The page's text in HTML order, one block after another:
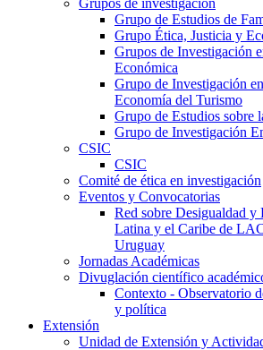
Grupo de Estudios de
Grupo Ética, Justicia y
Grupos de Investigación
Económica
Grupo de Investigación
Economía del Turismo
Grupo de Estudios sobre
Grupo de Investigación
CSIC
CSIC
Comité de ética en investigación
Eventos y Convocatorias
Red sobre Desigualdad y
Latina y el Caribe de
Uruguay
Jornadas Académicas
Divuglación científico
Contexto - Observatorio
y política
Extensión
Unidad de Extensión y